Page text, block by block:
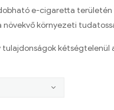
e-cigaretta
környezeti